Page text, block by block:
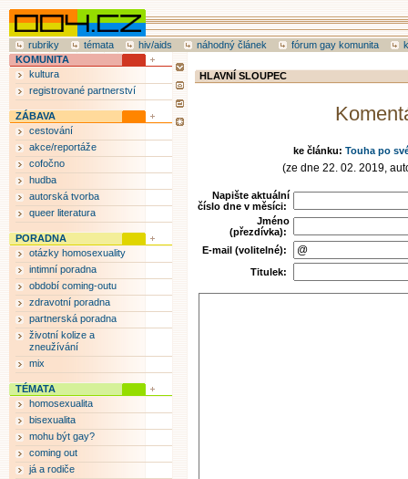
rubriky témata hiv/aids náhodný článek fórum gay komunita
HLAVNÍ SLOUPEC
ke článku: Touha po
(ze dne 22. 02. 2019,
Napište aktuální
číslo dne v měsíci:
Jméno
(přezdívka):
E-mail (volitelné):
Titulek:
KOMUNITA
kultura
registrované partnerství
ZÁBAVA
cestování
akce/reportáže
cofočno
hudba
autorská tvorba
queer literatura
PORADNA
otázky homosexuality
intimní poradna
období coming-outu
zdravotní poradna
partnerská poradna
životní kolize a
zneužívání
mix
TÉMATA
homosexualita
bisexualita
mohu být gay?
coming out
já a rodiče